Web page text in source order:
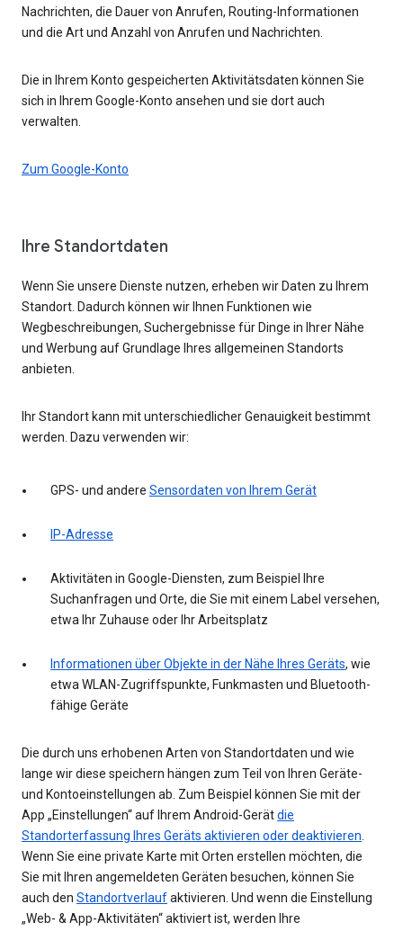
Nachrichten, die Dauer von Anrufen, Routing-Informationen
und die Art und Anzahl von Anrufen und Nachrichten.
Die in Ihrem Konto gespeicherten Aktivitätsdaten können Sie
sich in Ihrem Google-Konto ansehen und sie dort auch
verwalten.
Zum Google-Konto
Ihre Standortdaten
Wenn Sie unsere Dienste nutzen, erheben wir Daten zu Ihrem
Standort. Dadurch können wir Ihnen Funktionen wie
Wegbeschreibungen, Suchergebnisse für Dinge in Ihrer Nähe
und Werbung auf Grundlage Ihres allgemeinen Standorts
anbieten.
Ihr Standort kann mit unterschiedlicher Genauigkeit bestimmt
werden. Dazu verwenden wir:
GPS- und andere Sensordaten von Ihrem Gerät
IP-Adresse
Aktivitäten in Google-Diensten, zum Beispiel Ihre
Suchanfragen und Orte, die Sie mit einem Label versehen,
etwa Ihr Zuhause oder Ihr Arbeitsplatz
Informationen über Objekte in der Nähe Ihres Geräts, wie
etwa WLAN-Zugriffspunkte, Funkmasten und Bluetooth-
fähige Geräte
Die durch uns erhobenen Arten von Standortdaten und wie
lange wir diese speichern hängen zum Teil von Ihren Geräte-
und Kontoeinstellungen ab. Zum Beispiel können Sie mit der
App „Einstellungen“ auf Ihrem Android-Gerätdie
Standorterfassung Ihres Geräts aktivieren oder deaktivieren.
Wenn Sie eine private Karte mit Orten erstellen möchten, die
Sie mit Ihren angemeldeten Geräten besuchen, können Sie
auch den Standortverlaufaktivieren. Und wenn die Einstellung
„Web- & App-Aktivitäten“ aktiviert ist, werden Ihre